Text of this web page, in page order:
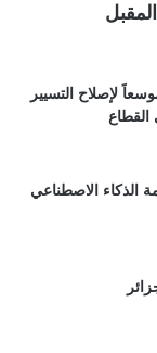
لإصلاح التسيير
الذكاء الاصطناعي